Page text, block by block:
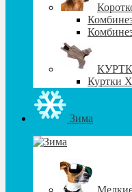
Куртки
Зима